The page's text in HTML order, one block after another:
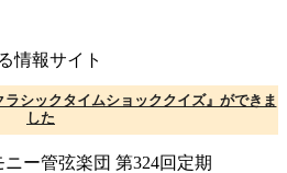
情報サイト
シックタイムショッククイズ』ができま
した